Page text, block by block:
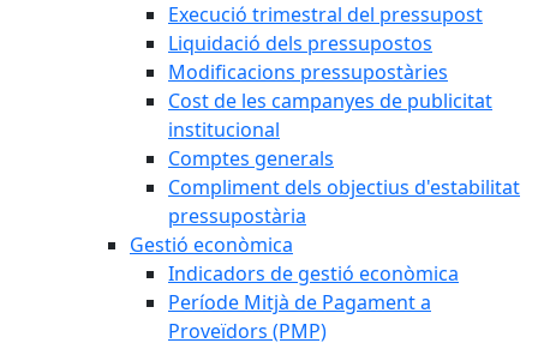
Execució trimestral del pressupost
Liquidació dels pressupostos
Modificacions pressupostàries
Cost de les campanyes de publicitat
institucional
Comptes generals
Compliment dels objectius d'estabilitat
pressupostària
Gestió econòmica
Indicadors de gestió econòmica
Període Mitjà de Pagament a
Proveïdors (PMP)